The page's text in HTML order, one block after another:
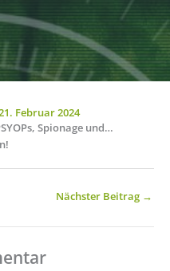
Februar 2024
Spionage und…
Nächster Beitrag →